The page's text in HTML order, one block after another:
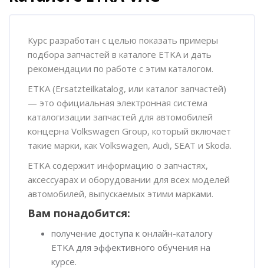
Курс разработан с целью показать примеры
подбора запчастей в каталоге ETKA и дать
рекомендации по работе с этим каталогом.
ETKA (Ersatzteilkatalog, или каталог запчастей)
— это официальная электронная система
каталогизации запчастей для автомобилей
концерна Volkswagen Group, который включает
такие марки, как Volkswagen, Audi, SEAT и Skoda.
ETKA содержит информацию о запчастях,
аксессуарах и оборудовании для всех моделей
автомобилей, выпускаемых этими марками.
Вам понадобится:
получение доступа к онлайн-каталогу
ETKA для эффективного обучения на
курсе.